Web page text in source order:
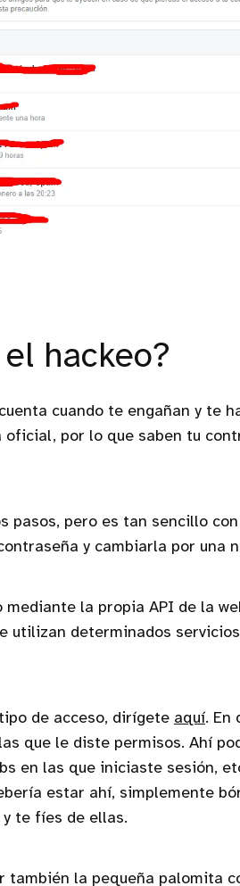
hackeo?
cuando te engañan y te
por lo que saben tu
pasos, pero es tan sencillo
y cambiarla por una
la propia API de la
utilizan determinados
de acceso, dirígete aquí. En
que le diste permisos. Ahí
en las que iniciaste sesión,
estar ahí, simplemente
te fíes de ellas.
también la pequeña palomita